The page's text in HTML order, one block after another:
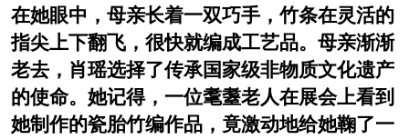
在她眼中，母亲长着一双巧手，竹条在灵活的
指尖上下翻飞，很快就编成工艺品。母亲渐渐
老去，肖瑶选择了传承国家级非物质文化遗产
的使命。她记得，一位耄耋老人在展会上看到
她制作的瓷胎竹编作品，竟激动地给她鞠了一